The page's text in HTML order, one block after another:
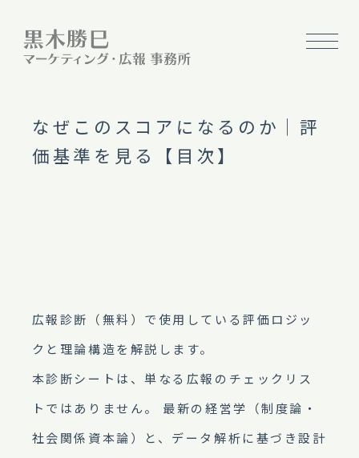
なぜこのスコアになるのか｜評
価基準を見る【目次】
広報診断（無料）で使用している評価ロジッ
クと理論構造を解説します。
本診断シートは、単なる広報のチェックリス
トではありません。 最新の経営学（制度論・
社会関係資本論）と、データ解析に基づき設計